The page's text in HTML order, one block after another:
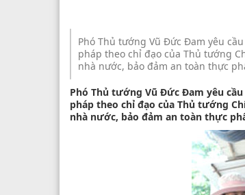
Phó Thủ tướng Vũ Đức Đam yêu
pháp theo chỉ đạo của Thủ tướng
nhà nước, bảo đảm an toàn thực
Phó Thủ tướng Vũ Đức Đam yêu
pháp theo chỉ đạo của Thủ tướng
nhà nước, bảo đảm an toàn thực